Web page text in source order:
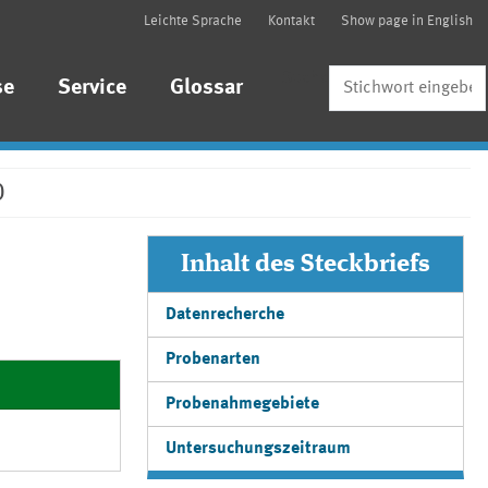
Leichte Sprache Kontakt Show page in English
Service Glossar
Inhalt des Steckbriefs
Datenrecherche
Probenarten
Probenahmegebiete
Untersuchungszeitraum